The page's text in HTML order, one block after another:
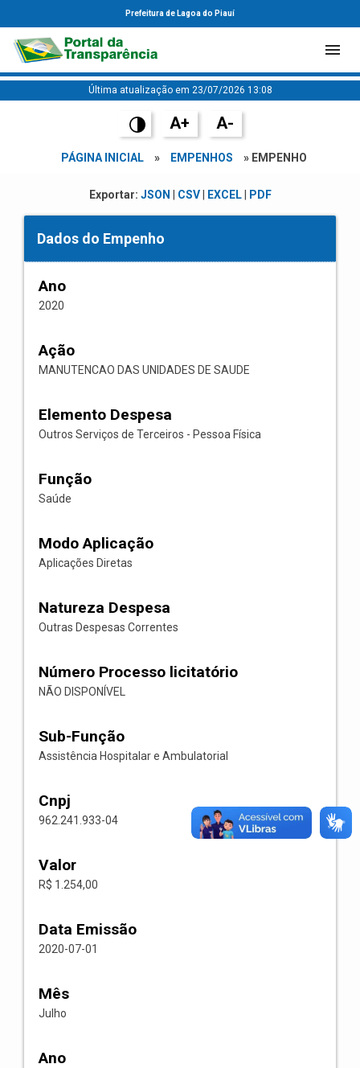
Prefeitura de Lagoa do Piauí
Última atualização em 23/07/2026 13:08
A+ A-
PÁGINA INICIAL » EMPENHOS » EMPENHO
Exportar: JSON CSV| EXCEL| PDF
Dados do Empenho
Ano
2020
Ação
MANUTENCAO DAS UNIDADES DE SAUDE
Elemento Despesa
Outros Serviços de Terceiros - Pessoa Física
Função
Saúde
Modo Aplicação
Aplicações Diretas
Natureza Despesa
Outras Despesas Correntes
Número Processo licitatório
NÃO DISPONÍVEL
Sub-Função
Assistência Hospitalar e Ambulatorial
Cnpj
962.241.933-04
Valor
R$ 1.254,00
Data Emissão
2020-07-01
Mês
Julho
Ano